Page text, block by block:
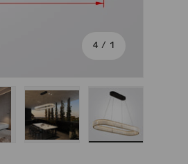
1
/ מתוך
4